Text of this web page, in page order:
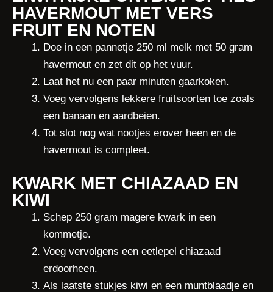
HAVERMOUT MET VERS
FRUIT EN NOTEN
Doe in een pannetje 250 ml melk met 50 gram
havermout en zet dit op het vuur.
Laat het nu een paar minuten gaarkoken.
Voeg vervolgens lekkere fruitsoorten toe zoals
een banaan en aardbeien.
Tot slot nog wat nootjes erover heen en de
havermout is compleet.
KWARK MET CHIAZAAD EN
KIWI
Schep 250 gram magere kwark in een
kommetje.
Voeg vervolgens een eetlepel chiazaad
erdoorheen.
Als laatste stukjes kiwi en een muntblaadje en